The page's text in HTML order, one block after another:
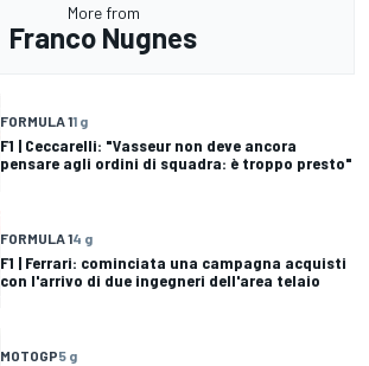
More from
Franco Nugnes
FORMULA 11 g
F1 | Ceccarelli: "Vasseur non deve ancora
pensare agli ordini di squadra: è troppo presto"
FORMULA 14 g
F1 | Ferrari: cominciata una campagna acquisti
con l'arrivo di due ingegneri dell'area telaio
MOTOGP5 g